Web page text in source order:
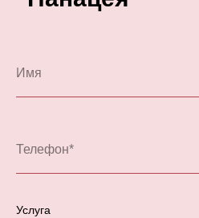
Услуга